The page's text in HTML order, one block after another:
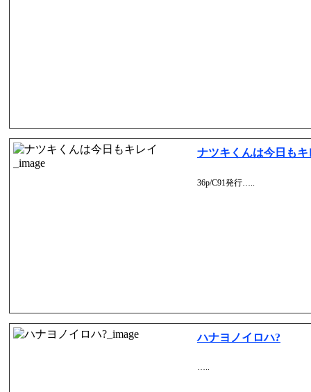
ナツキくんは今日もキ
36p/C91発行…..
ハナヨノイロハ?
…..